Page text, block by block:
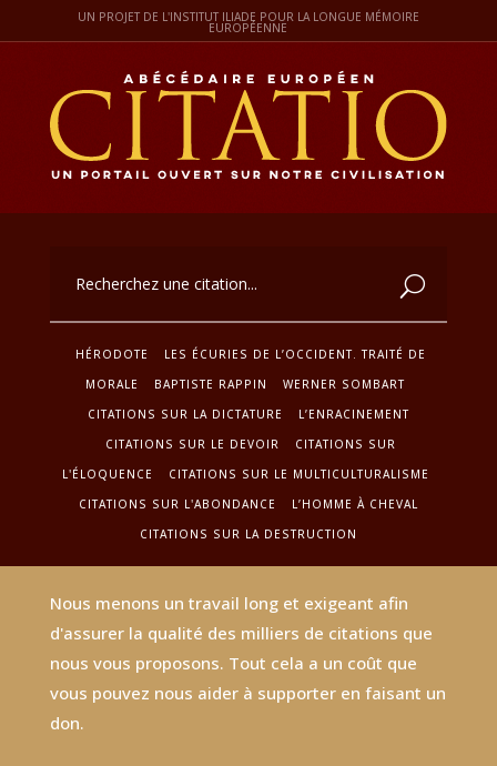
UN PROJET DE L'INSTITUT ILIADE POUR LA LONGUE MÉMOIRE
EUROPÉENNE
HÉRODOTE
LES ÉCURIES DE L’OCCIDENT. TRAITÉ DE
MORALE
BAPTISTE RAPPIN
WERNER SOMBART
CITATIONS SUR LA DICTATURE
L’ENRACINEMENT
CITATIONS SUR LE DEVOIR
CITATIONS SUR
L'ÉLOQUENCE
CITATIONS SUR LE MULTICULTURALISME
CITATIONS SUR L'ABONDANCE
L’HOMME À CHEVAL
CITATIONS SUR LA DESTRUCTION
Nous menons un travail long et exigeant afin
d'assurer la qualité des milliers de citations que
nous vous proposons. Tout cela a un coût que
vous pouvez nous aider à supporter en faisant un
don.